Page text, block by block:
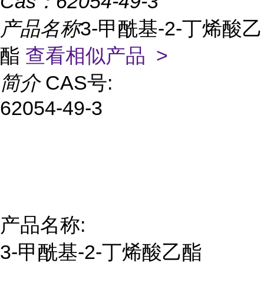
产品名称3-甲酰基-2-丁烯酸乙
酯 查看相似产品 >
简介 CAS号:
62054-49-3
产品名称:
3-甲酰基-2-丁烯酸乙酯